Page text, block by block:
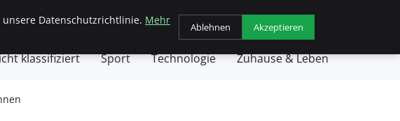
/ Mode Geschäft Gesundheit Haustiere Kochen
klassifiziert Sport Technologie Zuhause & Leben
Datenschutzrichtlinie. Mehr
Ablehnen Akzeptieren